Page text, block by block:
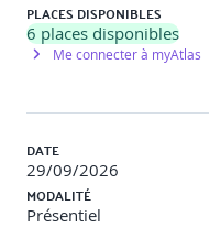
PLACES DISPONIBLES
6 places disponibles
Me connecter à myAtlas
DATE
29/09/2026
MODALITÉ
Présentiel